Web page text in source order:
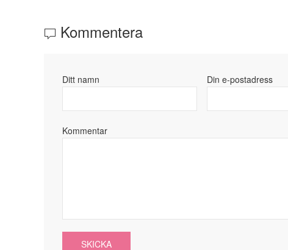
Kommentera
Ditt namn Din e-postadress
Kommentar
SKICKA